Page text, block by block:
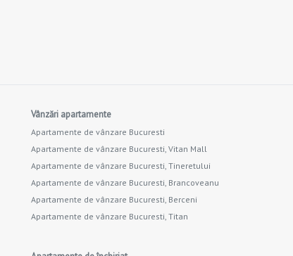
Vânzări apartamente
Apartamente de vânzare Bucuresti
Apartamente de vânzare Bucuresti, Vitan Mall
Apartamente de vânzare Bucuresti, Tineretului
Apartamente de vânzare Bucuresti, Brancoveanu
Apartamente de vânzare Bucuresti, Berceni
Apartamente de vânzare Bucuresti, Titan